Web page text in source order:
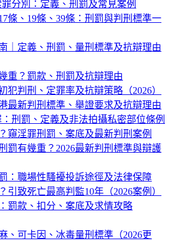
分別：定義、刑罰及常見案例
條、19條、39條：刑罰與判刑標準一
｜定義、刑罰、量刑標準及抗辯理由
重？罰款、刑罰及抗辯理由
犯判刑、定罪率及抗辯策略（2026）
最新判刑標準、舉證要求及抗辯理由
刑罰、定義及非法拍攝私密部位條例
窺淫罪刑罰、案底及最新判刑案例
罰有幾重？2026最新判刑標準與辯護
：職場性騷擾投訴途徑及法律保障
引致死亡最高判監10年（2026案例）
罰款、扣分、案底及求情攻略
、可卡因、冰毒量刑標準（2026更